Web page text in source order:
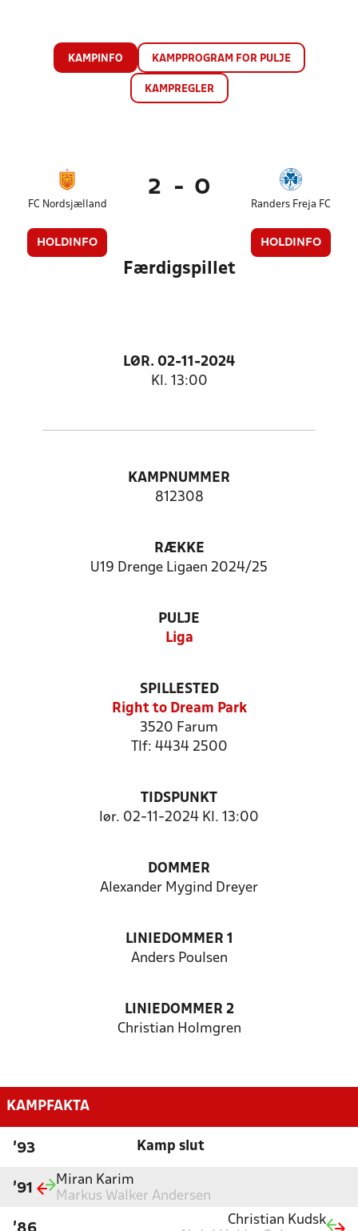
KAMPINFO KAMPPROGRAM FOR PULJE
KAMPREGLER
FC Nordsjælland
HOLDINFO
2 - 0
Randers Freja FC
HOLDINFO
Færdigspillet
LØR. 02-11-2024
Kl. 13:00
KAMPNUMMER
812308
RÆKKE
U19 Drenge Ligaen 2024/25
PULJE
Liga
SPILLESTED
Right to Dream Park
3520 Farum
Tlf: 4434 2500
TIDSPUNKT
lør. 02-11-2024 Kl. 13:00
DOMMER
Alexander Mygind Dreyer
LINIEDOMMER 1
Anders Poulsen
LINIEDOMMER 2
Christian Holmgren
KAMPFAKTA
'93 Kamp slut
'91
Miran Karim
Markus Walker Andersen
Christian Kudsk